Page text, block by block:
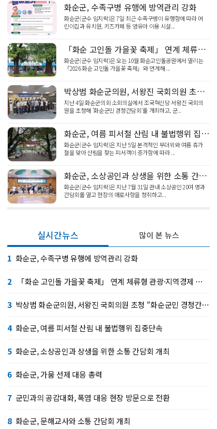
화순군, 수족구병 유행에 방역관리 강화
화순군(군수 임지락)은 7일 최근 수족구병이 유행함에 따라 어
린이집과 유치원, 키즈카페 등 영유아 이용 시설...
「화순 고인돌 가을꽃 축제」 연계 체류형 관광·지역경제 활성화 추진
화순군(군수 임지락)은 오는 10월 화순고인돌공원에서 열리는
「2026 화순 고인돌 가을꽃 축제」와 연계해 ...
박상범 화순군의원, 서왕진 국회의원 초청 “화순군민 경청간담회”개최
지난 4일 화순군의회 소회의실에서 조국혁신당 서왕진 국회의
원을 초청해 '화순군민 경청간담회'를 개최하고, 군...
화순군, 여름 피서철 산림 내 불법행위 집중단속
화순군(군수 임지락)은 지난 5일 본격적인 무더위와 여름 휴가
철을 맞아 산림을 찾는 피서객이 증가함에 따라 ...
화순군, 소상공인과 상생을 위한 소통 간담회 개최
화순군(군수 임지락)은 지난 7월 31일 관내 소상공인 20여 명과
간담회를 열고 현장의 애로사항을 청취하고...
실시간뉴스
1 화순군, 수족구병 유행에 방역관리 강화
2
「화순 고인돌 가을꽃 축제」 연계 체류형 관광·지역경제 활성화 추진
3 박상범 화순군의원, 서왕진 국회의원 초청 “화순군민 경청간담회”개최
4 화순군, 여름 피서철 산림 내 불법행위 집중단속
5 화순군, 소상공인과 상생을 위한 소통 간담회 개최
6 화순군, 가뭄 선제 대응 총력
7 군민과의 공감대화, 폭염 대응 현장 방문으로 전환
8 화순군, 문해교사와 소통 간담회 개최
많이 본 뉴스